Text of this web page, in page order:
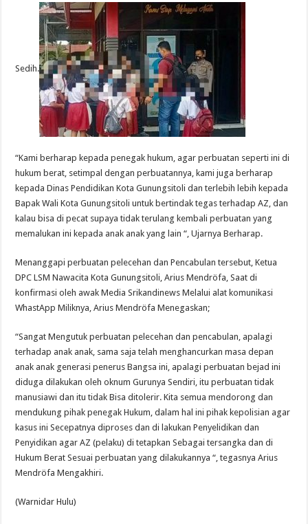
Sedih.
“Kami berharap kepada penegak hukum, agar perbuatan seperti ini di
hukum berat, setimpal dengan perbuatannya, kami juga berharap
kepada Dinas Pendidikan Kota Gunungsitoli dan terlebih lebih kepada
Bapak Wali Kota Gunungsitoli untuk bertindak tegas terhadap AZ, dan
kalau bisa di pecat supaya tidak terulang kembali perbuatan yang
memalukan ini kepada anak anak yang lain “, Ujarnya Berharap.
Menanggapi perbuatan pelecehan dan Pencabulan tersebut, Ketua
DPC LSM Nawacita Kota Gunungsitoli, Arius Mendröfa, Saat di
konfirmasi oleh awak Media Srikandinews Melalui alat komunikasi
WhastApp Miliknya, Arius Mendröfa Menegaskan;
“Sangat Mengutuk perbuatan pelecehan dan pencabulan, apalagi
terhadap anak anak, sama saja telah menghancurkan masa depan
anak anak generasi penerus Bangsa ini, apalagi perbuatan bejad ini
diduga dilakukan oleh oknum Gurunya Sendiri, itu perbuatan tidak
manusiawi dan itu tidak Bisa ditolerir. Kita semua mendorong dan
mendukung pihak penegak Hukum, dalam hal ini pihak kepolisian agar
kasus ini Secepatnya diproses dan di lakukan Penyelidikan dan
Penyidikan agar AZ (pelaku) di tetapkan Sebagai tersangka dan di
Hukum Berat Sesuai perbuatan yang dilakukannya “, tegasnya Arius
Mendröfa Mengakhiri.
(Warnidar Hulu)